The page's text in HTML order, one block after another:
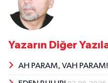
Yazarın Diğer
AH PARAM, VAH PARAM!